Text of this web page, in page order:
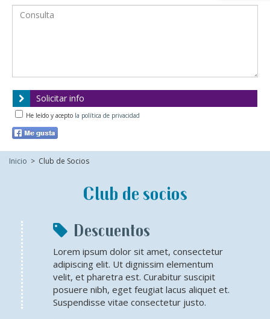
Solicitar info
He leído y acepto la política de privacidad
Inicio > Club de Socios
Club de socios
Descuentos
Lorem ipsum dolor sit amet, consectetur
adipiscing elit. Ut dignissim elementum
velit, et pharetra est. Curabitur suscipit
posuere nibh, eget feugiat lacus aliquet et.
Suspendisse vitae consectetur justo.